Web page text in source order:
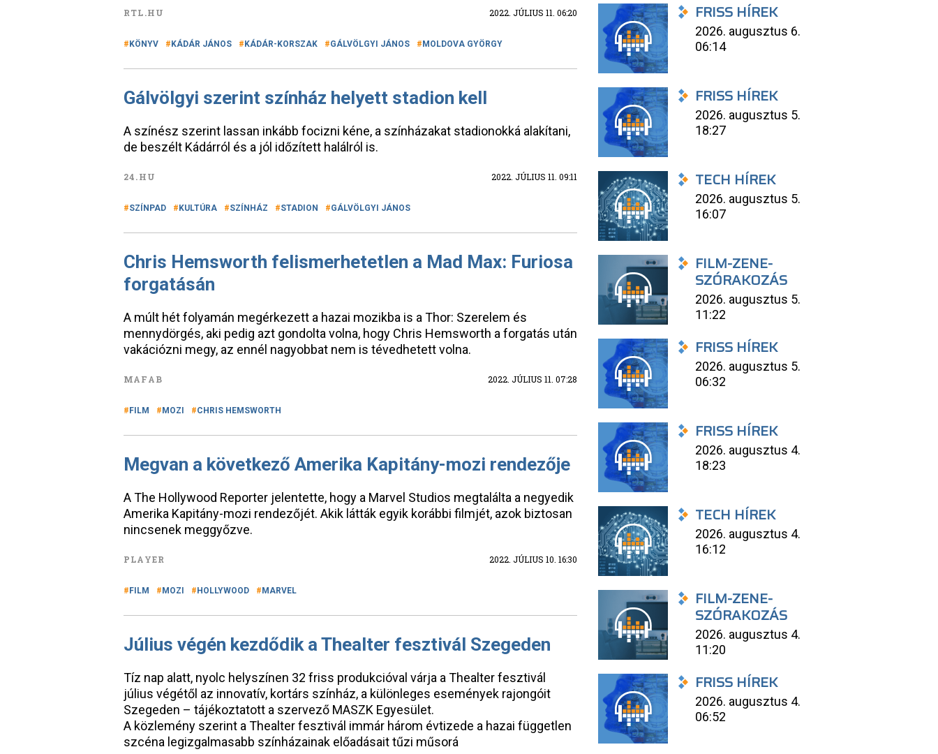
RTL.HU 2022. JÚLIUS 11. 06:20
KÖNYV KÁDÁR JÁNOS KÁDÁR-KORSZAK GÁLVÖLGYI JÁNOS MOLDOVA GYÖRGY
Gálvölgyi szerint színház helyett stadion kell
A színész szerint lassan inkább focizni kéne, a színházakat stadionokká alakítani,
de beszélt Kádárról és a jól időzített halálról is.
24.HU 2022. JÚLIUS 11. 09:11
SZÍNPAD KULTÚRA SZÍNHÁZ STADION GÁLVÖLGYI JÁNOS
Chris Hemsworth felismerhetetlen a Mad Max: Furiosa
forgatásán
A múlt hét folyamán megérkezett a hazai mozikba is a Thor: Szerelem és
mennydörgés, aki pedig azt gondolta volna, hogy Chris Hemsworth a forgatás után
vakációzni megy, az ennél nagyobbat nem is tévedhetett volna.
MAFAB 2022. JÚLIUS 11. 07:28
FILM MOZI CHRIS HEMSWORTH
Megvan a következő Amerika Kapitány-mozi rendezője
A The Hollywood Reporter jelentette, hogy a Marvel Studios megtalálta a negyedik
Amerika Kapitány-mozi rendezőjét. Akik látták egyik korábbi filmjét, azok biztosan
nincsenek meggyőzve.
PLAYER 2022. JÚLIUS 10. 16:30
FILM MOZI HOLLYWOOD MARVEL
Július végén kezdődik a Thealter fesztivál Szegeden
Tíz nap alatt, nyolc helyszínen 32 friss produkcióval várja a Thealter fesztivál
július végétől az innovatív, kortárs színház, a különleges események rajongóit
Szegeden – tájékoztatott a szervező MASZK Egyesület.
A közlemény szerint a Thealter fesztivál immár három évtizede a hazai független
szcéna legizgalmasabb színházainak előadásait tűzi műsorá
FRISS HÍREK
2026. augusztus 6.
06:14
FRISS HÍREK
2026. augusztus 5.
18:27
TECH HÍREK
2026. augusztus 5.
16:07
FILM-ZENE-
SZÓRAKOZÁS
2026. augusztus 5.
11:22
FRISS HÍREK
2026. augusztus 5.
06:32
FRISS HÍREK
2026. augusztus 4.
18:23
TECH HÍREK
2026. augusztus 4.
16:12
FILM-ZENE-
SZÓRAKOZÁS
2026. augusztus 4.
11:20
FRISS HÍREK
2026. augusztus 4.
06:52